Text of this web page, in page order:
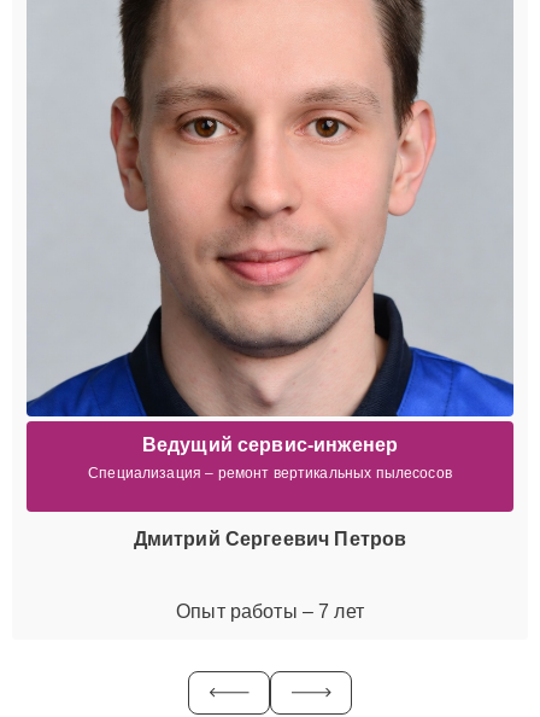
Ведущий сервис-инженер
Специализация – ремонт вертикальных пылесосов
Дмитрий Сергеевич Петров
Опыт работы – 7 лет